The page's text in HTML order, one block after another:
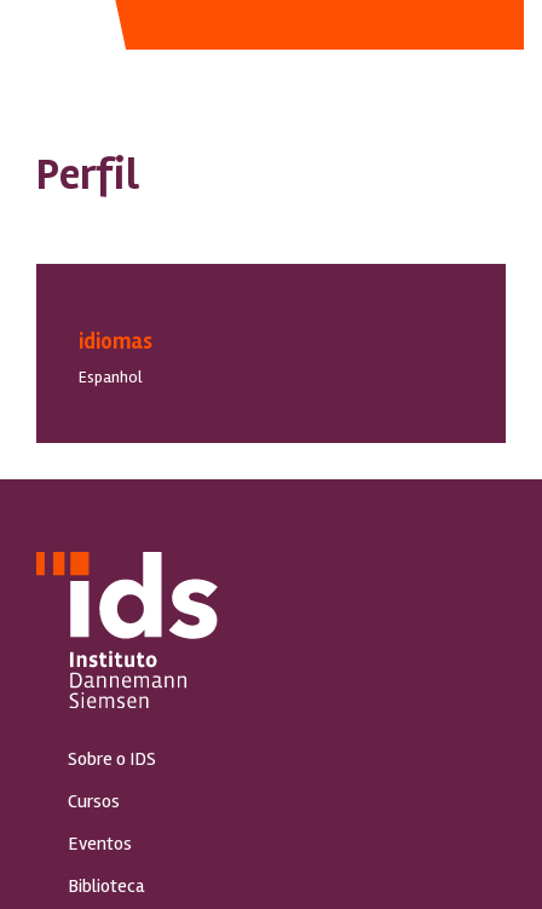
Perfil
idiomas
Espanhol
Sobre o IDS
Cursos
Eventos
Biblioteca